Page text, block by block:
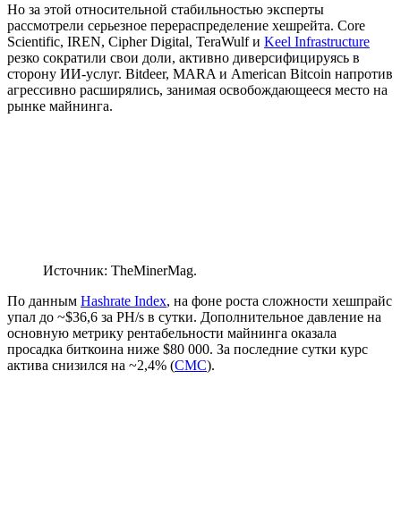
Но за этой относительной стабильностью эксперты
рассмотрели серьезное перераспределение хешрейта. Core
Scientific, IREN, Cipher Digital, TeraWulf и Keel Infrastructure
резко сократили свои доли, активно диверсифицируясь в
сторону ИИ-услуг. Bitdeer, MARA и American Bitcoin напротив
агрессивно расширялись, занимая освобождающееся место на
рынке майнинга.
Источник: TheMinerMag.
По данным Hashrate Index, на фоне роста сложности хешпрайс
упал до ~$36,6 за PH/s в сутки. Дополнительное давление на
основную метрику рентабельности майнинга оказала
просадка биткоина ниже $80 000. За последние сутки курс
актива снизился на ~2,4% (CMC).